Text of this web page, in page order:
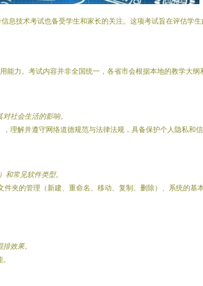
息技术考试也备受学生和家长的关注。这项考试旨在评估学
能力。考试内容并非全国统一，各省市会根据本地的教学大
社会生活的影响。
理解并遵守网络道德规范与法律法规，具备保护个人隐私和信
常见软件类型。
夹的管理（新建、重命名、移动、复制、删除）、系统的基本
效果。